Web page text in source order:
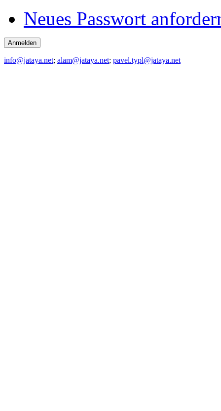
Neues Passwort
info@jataya.net; alam@jataya.net; pavel.typl@jataya.net